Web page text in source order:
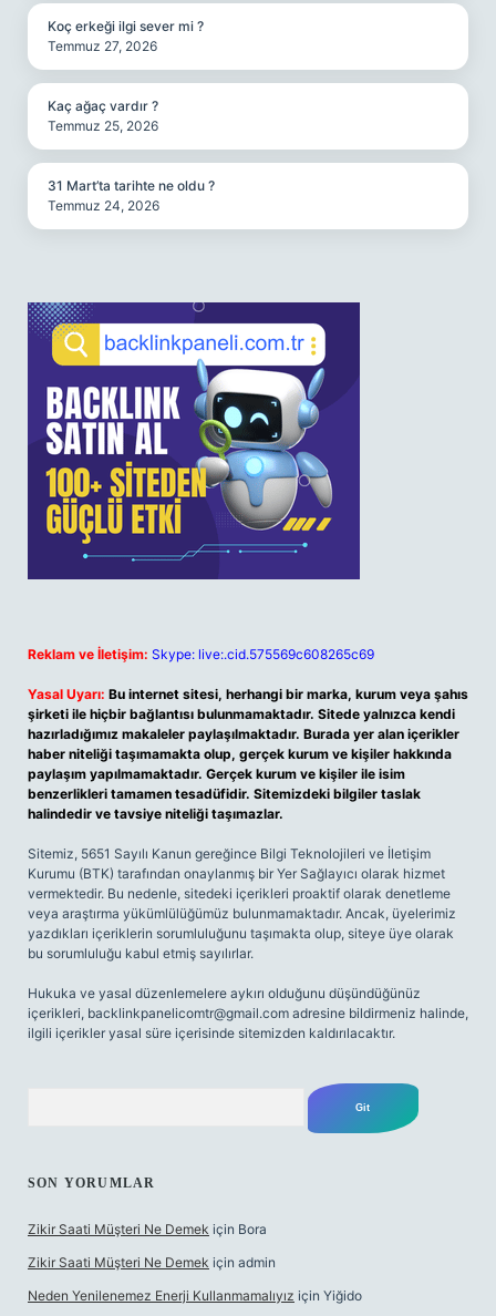
Koç erkeği ilgi sever mi ?
Temmuz 27, 2026
Kaç ağaç vardır ?
Temmuz 25, 2026
31 Mart’ta tarihte ne oldu ?
Temmuz 24, 2026
Reklam ve İletişim: Skype: live:.cid.575569c608265c69
Yasal Uyarı: Bu internet sitesi, herhangi bir marka, kurum veya şahıs
şirketi ile hiçbir bağlantısı bulunmamaktadır. Sitede yalnızca kendi
hazırladığımız makaleler paylaşılmaktadır. Burada yer alan içerikler
haber niteliği taşımamakta olup, gerçek kurum ve kişiler hakkında
paylaşım yapılmamaktadır. Gerçek kurum ve kişiler ile isim
benzerlikleri tamamen tesadüfidir. Sitemizdeki bilgiler taslak
halindedir ve tavsiye niteliği taşımazlar.
Sitemiz, 5651 Sayılı Kanun gereğince Bilgi Teknolojileri ve İletişim
Kurumu (BTK) tarafından onaylanmış bir Yer Sağlayıcı olarak hizmet
vermektedir. Bu nedenle, sitedeki içerikleri proaktif olarak denetleme
veya araştırma yükümlülüğümüz bulunmamaktadır. Ancak, üyelerimiz
yazdıkları içeriklerin sorumluluğunu taşımakta olup, siteye üye olarak
bu sorumluluğu kabul etmiş sayılırlar.
Hukuka ve yasal düzenlemelere aykırı olduğunu düşündüğünüz
içerikleri, backlinkpanelicomtr@gmail.com adresine bildirmeniz halinde,
ilgili içerikler yasal süre içerisinde sitemizden kaldırılacaktır.
SON YORUMLAR
Zikir Saati Müşteri Ne Demek için Bora
Zikir Saati Müşteri Ne Demek için admin
Neden Yenilenemez Enerji Kullanmamalıyız için Yiğido